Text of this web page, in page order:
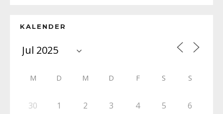
KALENDER
M D M D F S S
30 1 2 3 4 5 6